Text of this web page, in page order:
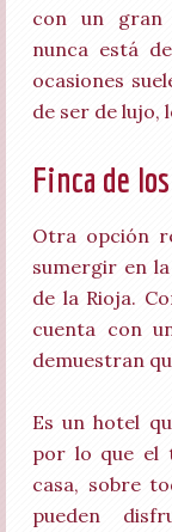
con un gran
nunca está
ocasiones
de ser de lujo,
Finca de
Otra opción
sumergir en
de la Rioja.
cuenta con
demuestran
Es un hotel
por lo que el
casa, sobre
pueden